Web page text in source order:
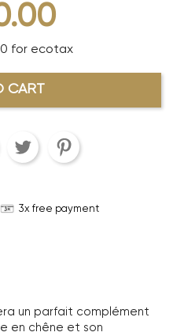
for ecotax
CART
3x free payment
un parfait complément
en chêne et son